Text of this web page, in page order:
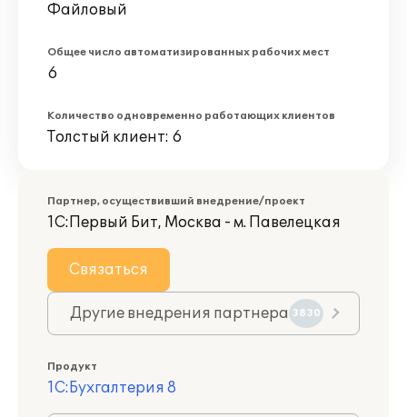
Файловый
Общее число автоматизированных рабочих мест
6
Количество одновременно работающих клиентов
Толстый клиент: 6
Партнер, осуществивший внедрение/проект
1С:Первый Бит, Москва - м. Павелецкая
Связаться
Другие внедрения партнера 3830
Продукт
1С:Бухгалтерия 8